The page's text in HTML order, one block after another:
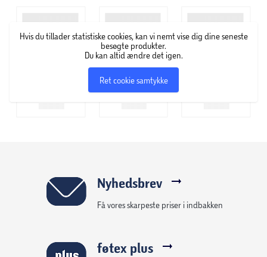
Input: SV DC 1A
Output: 6W
Strømtilførsel: USB-C kabel
Kabellængde: 1,2 m (inkluderet)
Hvis du tillader statistiske cookies, kan vi nemt vise dig dine seneste
besøgte produkter.
Du kan altid ændre det igen.
Ret cookie samtykke
Nyhedsbrev
Få vores skarpeste priser i indbakken
føtex plus